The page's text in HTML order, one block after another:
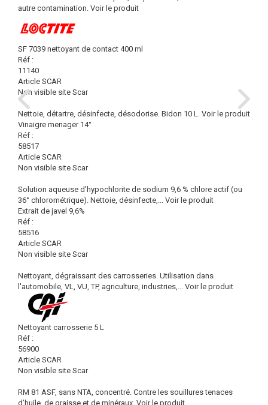
autre contamination. Voir le produit
SF 7039 nettoyant de contact 400 ml
Réf :
11140
Article SCAR
Non visible site Scar
Nettoie, détartre, désinfecte, désodorise. Bidon 10 L. Voir le produit
Vinaigre menager 14°
Réf :
58517
Article SCAR
Non visible site Scar
Solution aqueuse d'hypochlorite de sodium 9,6 % chlore actif (ou
36° chlorométrique). Nettoie, désinfecte,... Voir le produit
Extrait de javel 9,6%
Réf :
58516
Article SCAR
Non visible site Scar
Nettoyant, dégraissant des carrosseries. Utilisation dans
l'automobile, VL, VU, TP, agriculture, industries,... Voir le produit
Nettoyant carrosserie 5 L
Réf :
56900
Article SCAR
Non visible site Scar
RM 81 ASF, sans NTA, concentré. Contre les souillures tenaces
d’huile, de graisse et de minéraux. Voir le produit